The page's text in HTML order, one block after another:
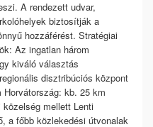
A rendezett udvar,
biztosítják a
hozzáférést. Stratégiai
Az ingatlan három
kiváló választás
disztribúciós központ
kb. 25 km
mellett Lenti
a főbb közlekedési útvonalak